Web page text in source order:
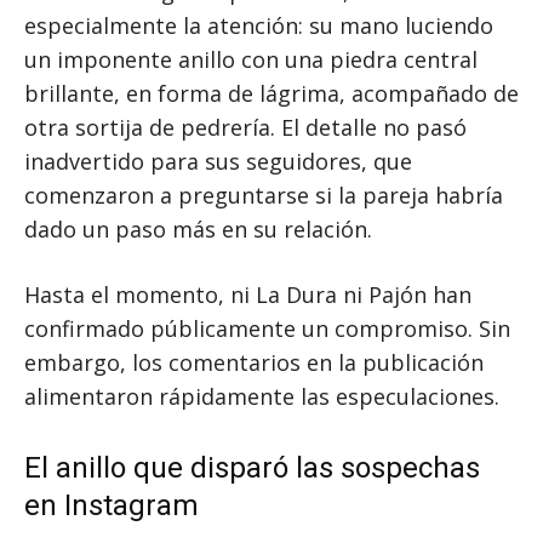
especialmente la atención: su mano luciendo
un imponente anillo con una piedra central
brillante, en forma de lágrima, acompañado de
otra sortija de pedrería. El detalle no pasó
inadvertido para sus seguidores, que
comenzaron a preguntarse si la pareja habría
dado un paso más en su relación.
Hasta el momento, ni La Dura ni Pajón han
confirmado públicamente un compromiso. Sin
embargo, los comentarios en la publicación
alimentaron rápidamente las especulaciones.
El anillo que disparó las sospechas
en Instagram